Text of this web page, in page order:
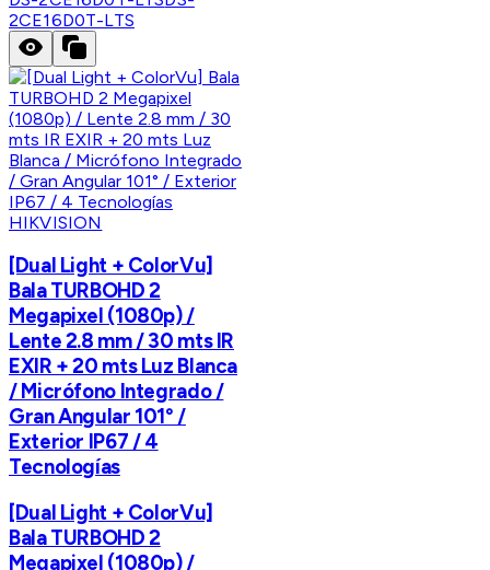
2CE16D0T-LTS
HIKVISION
[Dual Light + ColorVu]
Bala TURBOHD 2
Megapixel (1080p) /
Lente 2.8 mm / 30 mts IR
EXIR + 20 mts Luz Blanca
/ Micrófono Integrado /
Gran Angular 101° /
Exterior IP67 / 4
Tecnologías
[Dual Light + ColorVu]
Bala TURBOHD 2
Megapixel (1080p) /